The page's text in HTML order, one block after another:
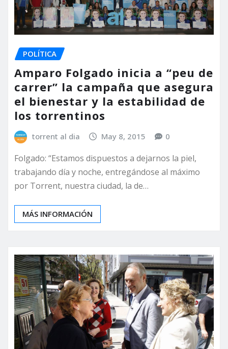
POLÍTICA
Amparo Folgado inicia a “peu de
carrer” la campaña que asegura
el bienestar y la estabilidad de
los torrentinos
torrent al dia May 8, 2015 0
Folgado: “Estamos dispuestos a dejarnos la piel,
trabajando día y noche, entregándose al máximo
por Torrent, nuestra ciudad, la de…
MÁS INFORMACIÓN